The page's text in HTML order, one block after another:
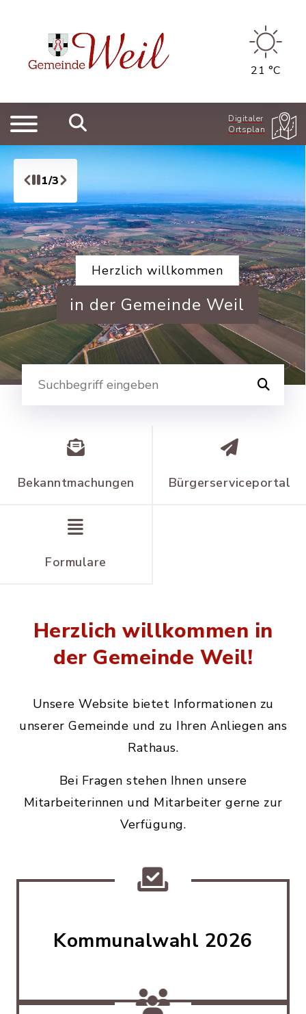
21 °C
Digitaler
Ortsplan
Herzlich willkommen
in der Gemeinde Weil
Suche
Bekanntmachungen Bürgerserviceportal
Formulare
1/3
Herzlich willkommen in
der Gemeinde Weil!
Unsere Website bietet Informationen zu
unserer Gemeinde und zu Ihren Anliegen ans
Rathaus.
Bei Fragen stehen Ihnen unsere
Mitarbeiterinnen und Mitarbeiter gerne zur
Verfügung.
Kommunalwahl 2026